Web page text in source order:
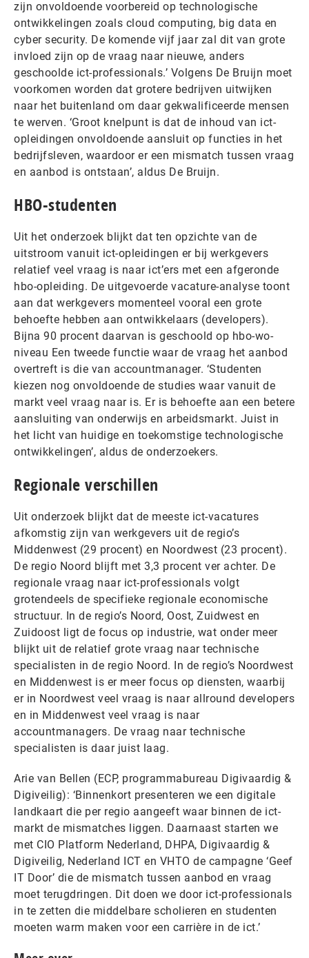
zijn onvoldoende voorbereid op technologische
ontwikkelingen zoals cloud computing, big data en
cyber security. De komende vijf jaar zal dit van grote
invloed zijn op de vraag naar nieuwe, anders
geschoolde ict-professionals.’ Volgens De Bruijn moet
voorkomen worden dat grotere bedrijven uitwijken
naar het buitenland om daar gekwalificeerde mensen
te werven. ‘Groot knelpunt is dat de inhoud van ict-
opleidingen onvoldoende aansluit op functies in het
bedrijfsleven, waardoor er een mismatch tussen vraag
en aanbod is ontstaan’, aldus De Bruijn.
HBO-studenten
Uit het onderzoek blijkt dat ten opzichte van de
uitstroom vanuit ict-opleidingen er bij werkgevers
relatief veel vraag is naar ict’ers met een afgeronde
hbo-opleiding. De uitgevoerde vacature-analyse toont
aan dat werkgevers momenteel vooral een grote
behoefte hebben aan ontwikkelaars (developers).
Bijna 90 procent daarvan is geschoold op hbo-wo-
niveau Een tweede functie waar de vraag het aanbod
overtreft is die van accountmanager. ‘Studenten
kiezen nog onvoldoende de studies waar vanuit de
markt veel vraag naar is. Er is behoefte aan een betere
aansluiting van onderwijs en arbeidsmarkt. Juist in
het licht van huidige en toekomstige technologische
ontwikkelingen’, aldus de onderzoekers.
Regionale verschillen
Uit onderzoek blijkt dat de meeste ict-vacatures
afkomstig zijn van werkgevers uit de regio’s
Middenwest (29 procent) en Noordwest (23 procent).
De regio Noord blijft met 3,3 procent ver achter. De
regionale vraag naar ict-professionals volgt
grotendeels de specifieke regionale economische
structuur. In de regio’s Noord, Oost, Zuidwest en
Zuidoost ligt de focus op industrie, wat onder meer
blijkt uit de relatief grote vraag naar technische
specialisten in de regio Noord. In de regio’s Noordwest
en Middenwest is er meer focus op diensten, waarbij
er in Noordwest veel vraag is naar allround developers
en in Middenwest veel vraag is naar
accountmanagers. De vraag naar technische
specialisten is daar juist laag.
Arie van Bellen (ECP, programmabureau Digivaardig &
Digiveilig): ‘Binnenkort presenteren we een digitale
landkaart die per regio aangeeft waar binnen de ict-
markt de mismatches liggen. Daarnaast starten we
met CIO Platform Nederland, DHPA, Digivaardig &
Digiveilig, Nederland ICT en VHTO de campagne ‘Geef
IT Door’ die de mismatch tussen aanbod en vraag
moet terugdringen. Dit doen we door ict-professionals
in te zetten die middelbare scholieren en studenten
moeten warm maken voor een carrière in de ict.’